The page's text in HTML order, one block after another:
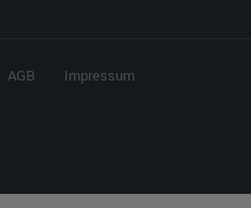
AGB
Impressum